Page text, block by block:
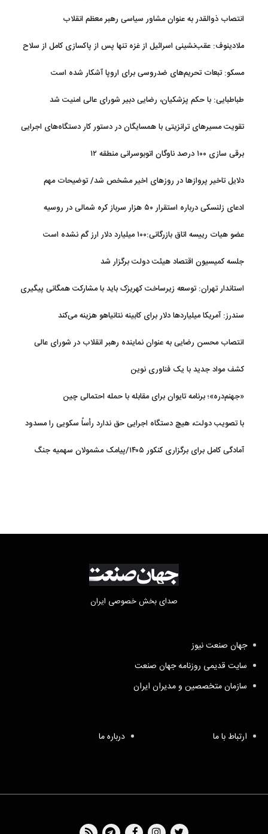
انتصاب ذوالقدر به عنوان مشاور سیاسی رهبر معظم انقلاب
ملادینوف: عقب‌نشینی اسرائیل از غزه تنها پس از پاکسازی کامل از سلاح
مسکو: تبعات تحریم‌های ضدروسی برای اروپا آشکار شده است
طباطبایی: با حکم پزشکیان، رضایی دبیر شورای عالی امنیت شد
تقویت مسیرهای ترانزیتی با همسایگان در دستور کار دستگاه‌های اجرایی
برقی سازی ۱۰۰ درصد ناوگان اتوبوسرانی منطقه ۱۲
دلایل تاخیر پروازها در روزهای اخیر مشخص شد/ توضیحات مهم
ادعای زلنسکی درباره استقرار ۵۰ هزار سرباز کره شمالی در روسیه
عضو هیات رییسه اتاق بازرگانی:۱۰۰ میلیارد دلار ارز گم نشده است
جلسه کمیسیون اقتصاد هیئت دولت برگزار شد
استاندار تهران: توسعه زیرساخت‌ کهریزک باید با مشارکت همگانی پیگیری
سندرز: آمریکا میلیاردها دلار برای کابینه نتانیاهو هزینه می‌کند
انتصاب محسن رضایی به عنوان نماینده رهبر انقلاب در شورای عالی
کشف مواد جدید با یک فناوری نوین
«جهنم‌دره»؛ برنامه تایوان برای مقابله با حمله احتمالی چین
با تصویب دولت، هیچ دستگاه اجرایی حق ندارد رأساً سکویی را مسدود
کند
آمادگی کامل برای برگزاری کنکور ۱۴۰۵/پیامک مشمولان سهمیه جنگ
صدای بخش خصوصی ایران
جهان صنعت نیوز
سایت قدیمی روزنامه جهان صنعت
سازمان متخصصین و مدیران ایران
ارتباط با ما درباره ما